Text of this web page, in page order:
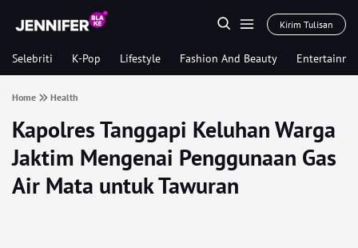
Kirim Tulisan
Selebriti K-Pop Lifestyle Fashion And Beauty
Home Health
Kapolres Tanggapi Keluhan Warga
Jaktim Mengenai Penggunaan Gas
Air Mata untuk Tawuran